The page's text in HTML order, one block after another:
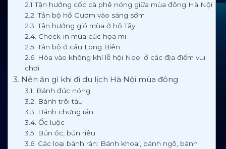
2.1 Tận hưởng cốc cà phê nóng giữa mùa đông Hà Nội
2.2. Tản bộ hồ Gươm vào sáng sớm
2.3. Tận hưởng gió mùa ở hồ Tây
2.4. Check-in mùa cúc họa mi
2.5. Tản bộ ở cầu Long Biên
2.6. Hòa vào không khí lễ hội Noel ở các địa điểm vui
chơi
3. Nên ăn gì khi đi du lịch Hà Nội mùa đông
3.1. Bánh đúc nóng
3.2. Bánh trôi tàu
3.3. Bánh chưng rán
3.4. Ốc luộc
3.5. Bún ốc, bún riêu
3.6. Các loại bánh rán: Bánh khoai, bánh ngô, bánh